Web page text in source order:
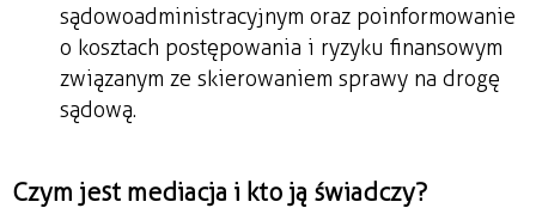
sądowoadministracyjnym oraz poinformowanie
o kosztach postępowania i ryzyku finansowym
związanym ze skierowaniem sprawy na drogę
sądową.
Czym jest mediacja i kto ją świadczy?